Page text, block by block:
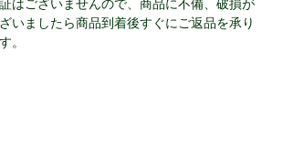
いましたら商品到着後すぐにご返品を承り
。